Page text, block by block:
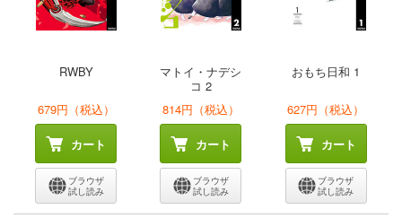
RWBY
679円（税込）
カート
ブラウザ
試し読み
マトイ・ナデシ
コ 2
814円（税込）
カート
ブラウザ
試し読み
おもち日和 1
627円（税込）
カート
ブラウザ
試し読み